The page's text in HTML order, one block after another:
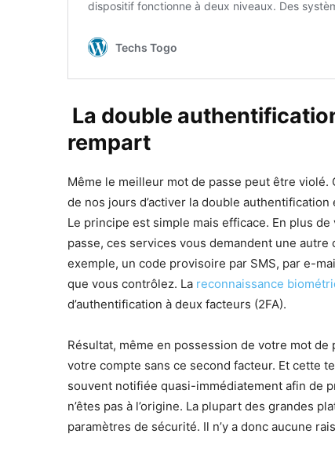
La double
rempart
Même le meilleur mot de passe peut être
de nos jours d’activer la double authentification
Le principe est simple mais efficace. En plus
passe, ces services vous demandent une
exemple, un code provisoire par SMS, par e-
que vous contrôlez. La reconnaissance
d’authentification à deux facteurs (2FA).
Résultat, même en possession de votre mot
votre compte sans ce second facteur. Et cette
souvent notifiée quasi-immédiatement afin de
n’êtes pas à l’origine. La plupart des grandes
paramètres de sécurité. Il n’y a donc aucune